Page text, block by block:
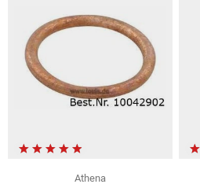
Athena